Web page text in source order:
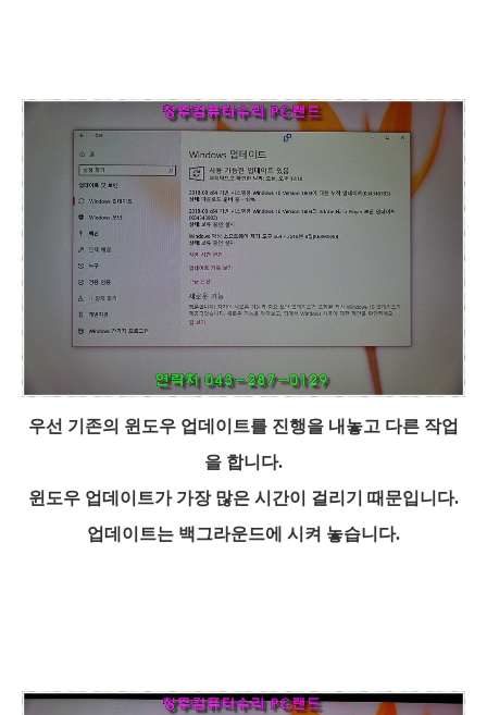
우선 기존의 윈도우 업데이트를 진행을 내놓고 다른 작업
을 합니다.
윈도우 업데이트가 가장 많은 시간이 걸리기 때문입니다.
업데이트는 백그라운드에 시켜 놓습니다.